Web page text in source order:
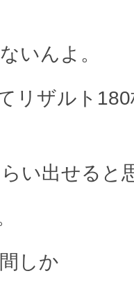
いんよ。
リザルト
い出せると
しか